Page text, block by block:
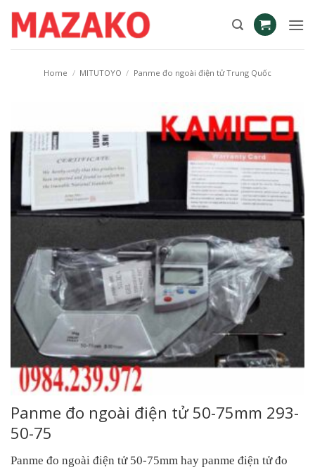
content
Home / MITUTOYO / Panme đo ngoài điện tử Trung Quốc
Panme đo ngoài điện tử 50-75mm 293-
50-75
Panme đo ngoài điện tử 50-75mm hay panme điện tử đo